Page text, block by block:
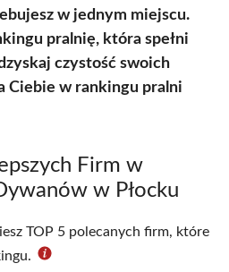
w jednym miejscu.
pralnię, która spełni
czystość swoich
Ciebie w rankingu pralni
Firm w
w Płocku
TOP 5 polecanych firm, które